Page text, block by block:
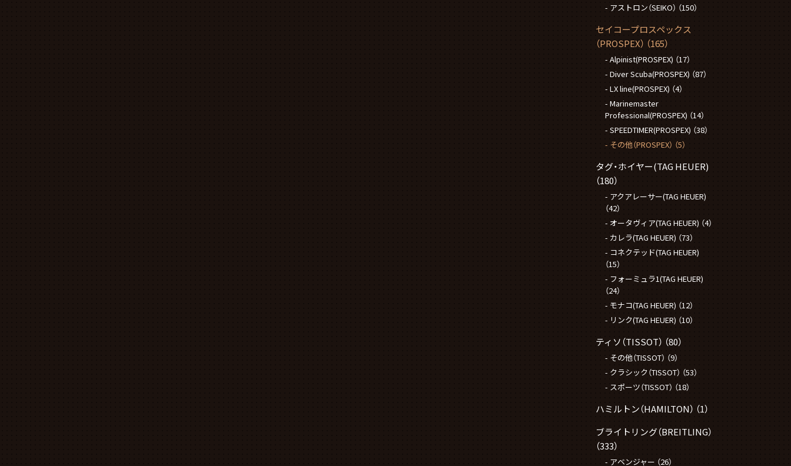
アストロン（SEIKO） （150）
セイコープロスペックス
（PROSPEX） （165）
Alpinist(PROSPEX) （17）
Diver Scuba(PROSPEX) （87）
LX line(PROSPEX) （4）
Marinemaster
Professional(PROSPEX) （14）
SPEEDTIMER(PROSPEX) （38）
その他（PROSPEX） （5）
タグ・ホイヤー(TAG HEUER)
（180）
アクアレーサー(TAG HEUER)
（42）
オータヴィア(TAG HEUER) （4）
カレラ(TAG HEUER) （73）
コネクテッド(TAG HEUER)
（15）
フォーミュラ1(TAG HEUER)
（24）
モナコ(TAG HEUER) （12）
リンク(TAG HEUER) （10）
ティソ（TISSOT） （80）
その他（TISSOT） （9）
クラシック（TISSOT） （53）
スポーツ（TISSOT） （18）
ハミルトン（HAMILTON） （1）
ブライトリング（BREITLING）
（333）
アベンジャー （26）